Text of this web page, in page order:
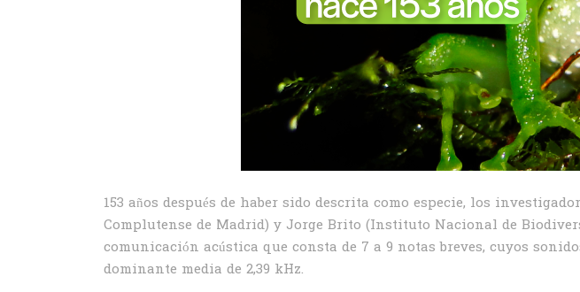
153 años después de haber sido descrita como especie, los
Complutense de Madrid) y Jorge Brito (Instituto Nacional de
comunicación acústica que consta de 7 a 9 notas breves, cuyos
dominante media de 2,39 kHz.